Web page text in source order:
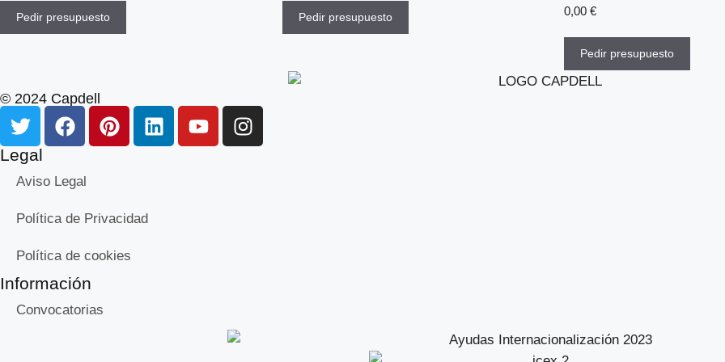
Pedir presupuesto Pedir presupuesto 0,00 €
Pedir presupuesto
© 2024 Capdell
Legal
Aviso Legal
Política de Privacidad
Política de cookies
Información
Convocatorias